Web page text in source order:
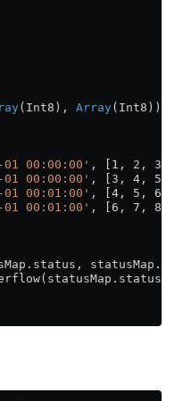
(Int8), Array(Int8))
01 00:00:00' , [1, 2, 3],
01 00:00:00' , [3, 4, 5],
01 00:01:00' , [4, 5, 6],
01 00:01:00' , [6, 7, 8],
. status , statusMap .
statusMap . status